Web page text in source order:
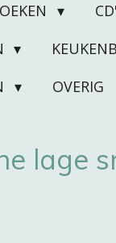
OVERIG
lage